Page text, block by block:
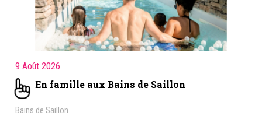
9 Août 2026
En famille aux Bains de Saillon
Bains de Saillon